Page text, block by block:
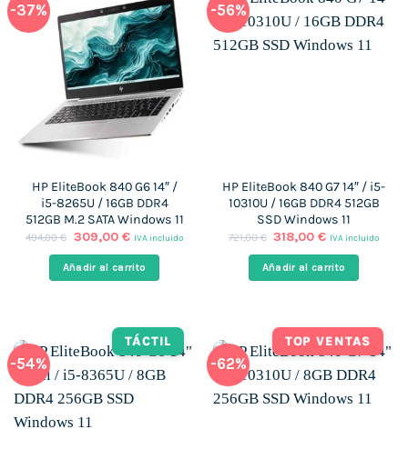
-37%
HP EliteBook 840 G6 14″ /
i5-8265U / 16GB DDR4
512GB M.2 SATA Windows 11
494,00€ El
original
era:
309,00 €El
actual
es:
IVA incluido
Añadir al carrito
-56%
HP EliteBook 840 G7 14″ / i5-
10310U / 16GB DDR4 512GB
SSD Windows 11
721,00€ El
original
era:
318,00€El
actual
es:
IVA incluido
Añadir al carrito
-54%
TÁCTIL
-62%
TOP VENTAS